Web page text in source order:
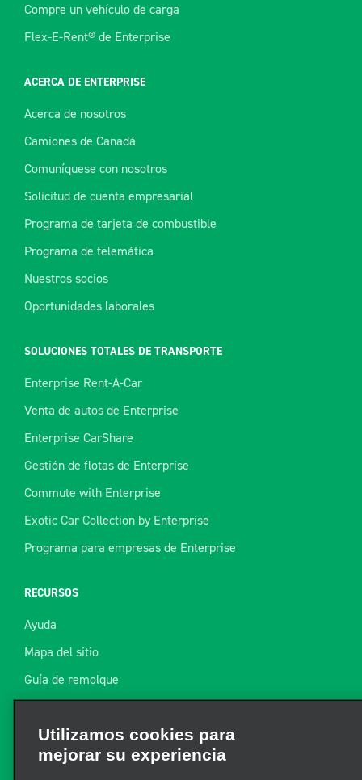
Compre un vehículo de carga
Flex-E-Rent® de Enterprise
ACERCA DE ENTERPRISE
Acerca de nosotros
Camiones de Canadá
Comuníquese con nosotros
Solicitud de cuenta empresarial
Programa de tarjeta de combustible
Programa de telemática
Nuestros socios
Oportunidades laborales
SOLUCIONES TOTALES DE TRANSPORTE
Enterprise Rent-A-Car
Venta de autos de Enterprise
Enterprise CarShare
Gestión de flotas de Enterprise
Commute with Enterprise
Exotic Car Collection by Enterprise
Programa para empresas de Enterprise
RECURSOS
Ayuda
Mapa del sitio
Guía de remolque
Noticias de la industria
Encuentre un recibo
mejorar su experiencia
Nosotros y terceros utilizamos cookies y otras tecnologías